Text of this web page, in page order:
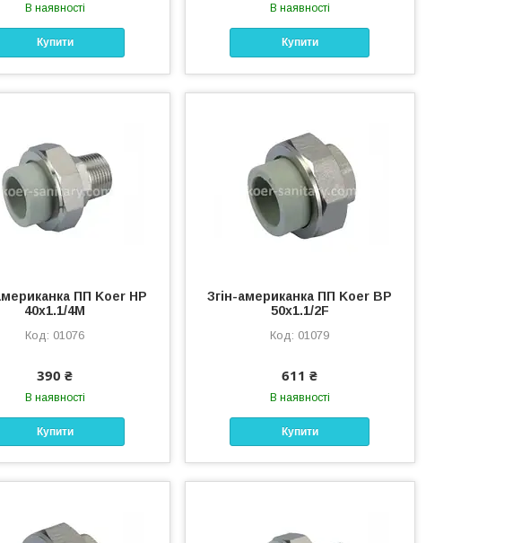
В наявності
Купити
В наявності
Купити
ПП Koer НР
40x1.1/4M
01076
390 ₴
В наявності
Купити
Згін-американка ПП Koer ВР
50x1.1/2F
01079
611 ₴
В наявності
Купити